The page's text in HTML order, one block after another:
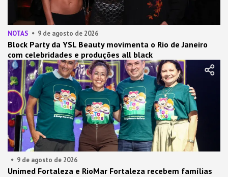
NOTAS 9 de agosto de 2026
Block Party da YSL Beauty movimenta o Rio de Janeiro
com celebridades e produções all black
9 de agosto de 2026
Unimed Fortaleza e RioMar Fortaleza recebem famílias